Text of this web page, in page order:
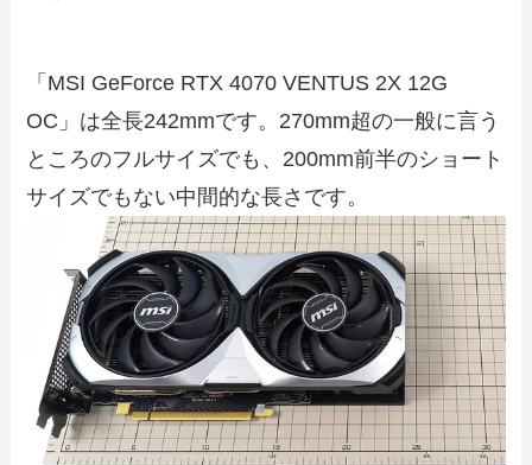
「MSI GeForce RTX 4070 VENTUS 2X 12G
OC」は全長242mmです。270mm超の一般に言う
ところのフルサイズでも、200mm前半のショート
サイズでもない中間的な長さです。